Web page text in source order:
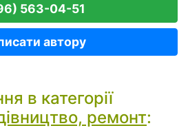
563-04-51
автору
в категорії
ремонт: